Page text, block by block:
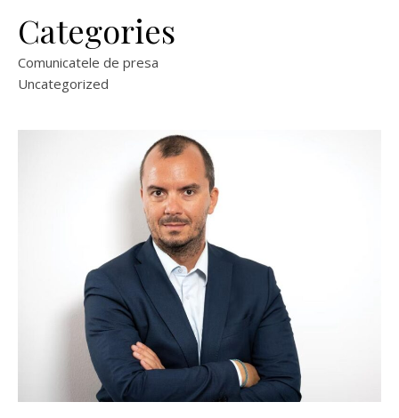
Categories
Comunicatele de presa
Uncategorized